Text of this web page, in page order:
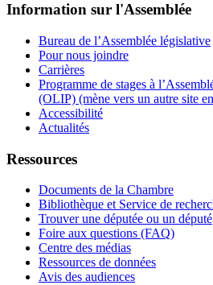
Information sur l'Assemblée
Bureau de l’Assemblée législative
Pour nous joindre
Carrières
Programme de stages à
(OLIP) (mène vers un autre site
Accessibilité
Actualités
Ressources
Documents de la Chambre
Bibliothèque et Service de
Trouver une députée ou un député
Foire aux questions (FAQ)
Centre des médias
Ressources de données
Avis des audiences